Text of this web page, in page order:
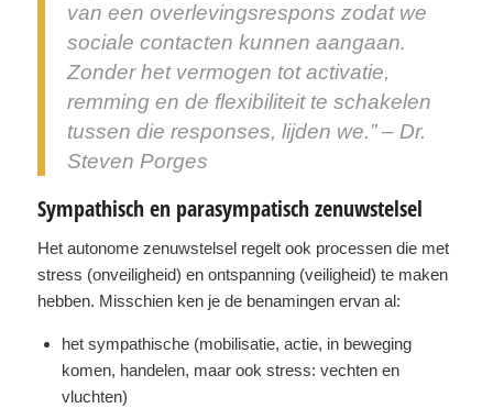
van een overlevingsrespons zodat we
sociale contacten kunnen aangaan.
Zonder het vermogen tot activatie,
remming en de flexibiliteit te schakelen
tussen die responses, lijden we.” – Dr.
Steven Porges
Sympathisch en parasympatisch zenuwstelsel
Het autonome zenuwstelsel regelt ook processen die met
stress (onveiligheid) en ontspanning (veiligheid) te maken
hebben. Misschien ken je de benamingen ervan al:
het sympathische (mobilisatie, actie, in beweging
komen, handelen, maar ook stress: vechten en
vluchten)